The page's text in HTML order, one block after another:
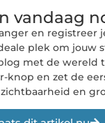
vandaag
en registreer
plek om jouw
met de wereld
knop en zet de
en